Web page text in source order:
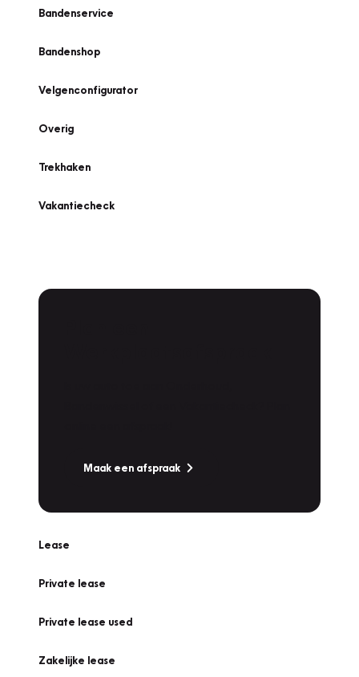
Bandenservice
Bandenshop
Velgenconfigurator
Overig
Trekhaken
Vakantiecheck
Maak een afspraak
Lease
Private lease
Private lease used
Zakelijke lease